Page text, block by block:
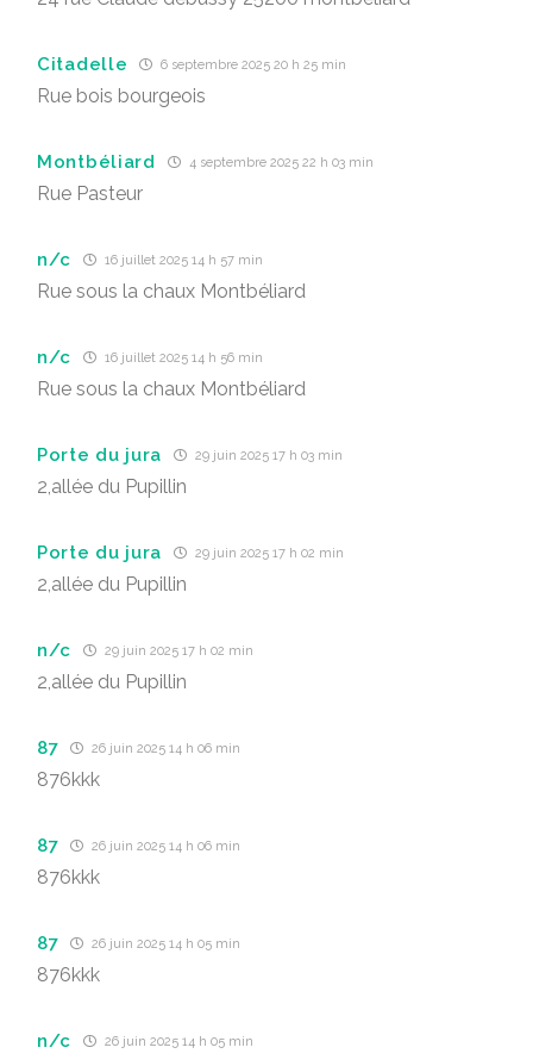
Citadelle 6 septembre 2025 20 h 25 min
Rue bois bourgeois
Montbéliard 4 septembre 2025 22 h 03 min
Rue Pasteur
n/c 16 juillet 2025 14 h 57 min
Rue sous la chaux Montbéliard
n/c 16 juillet 2025 14 h 56 min
Rue sous la chaux Montbéliard
Porte du jura 29 juin 2025 17 h 03 min
2,allée du Pupillin
Porte du jura 29 juin 2025 17 h 02 min
2,allée du Pupillin
n/c 29 juin 2025 17 h 02 min
2,allée du Pupillin
87 26 juin 2025 14 h 06 min
876kkk
87 26 juin 2025 14 h 06 min
876kkk
87 26 juin 2025 14 h 05 min
876kkk
n/c 26 juin 2025 14 h 05 min